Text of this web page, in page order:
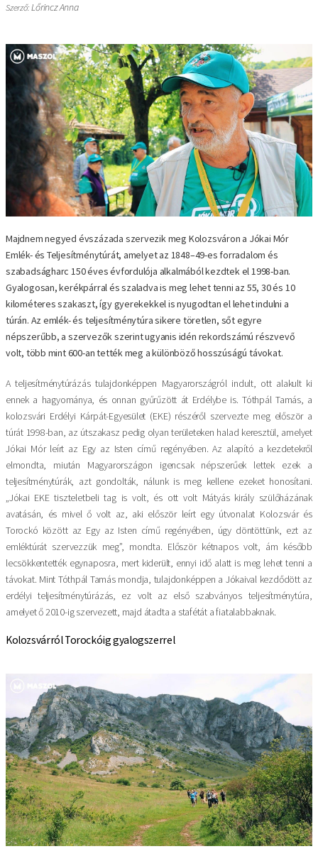
Szerző:Lőrincz Anna
Majdnem negyed évszázada szervezik meg Kolozsváron a Jókai Mór
Emlék- és Teljesítménytúrát, amelyet az 1848–49-es forradalom és
szabadságharc 150 éves évfordulója alkalmából kezdtek el 1998-ban.
Gyalogosan, kerékpárral és szaladva is meg lehet tenni az 55, 30 és 10
kilométeres szakaszt, így gyerekekkel is nyugodtan el lehet indulni a
túrán. Az emlék- és teljesítménytúra sikere töretlen, sőt egyre
népszerűbb, a szervezők szerint ugyanis idén rekordszámú részvevő
volt, több mint 600-an tették meg a különböző hosszúságú távokat.
A teljesítménytúrázás tulajdonképpen Magyarországról indult, ott alakult ki
ennek a hagyománya, és onnan gyűrűzött át Erdélybe is. Tóthpál Tamás, a
kolozsvári Erdélyi Kárpát-Egyesület (EKE) részéről szervezte meg először a
túrát 1998-ban, az útszakasz pedig olyan területeken halad keresztül, amelyet
Jókai Mór leírt az Egy az Isten című regényében. Az alapító a kezdetekről
elmondta, miután Magyarországon igencsak népszerűek lettek ezek a
teljesítménytúrák, azt gondolták, nálunk is meg kellene ezeket honosítani.
„Jókai EKE tiszteletbeli tag is volt, és ott volt Mátyás király szülőházának
avatásán, és mivel ő volt az, aki először leírt egy útvonalat Kolozsvár és
Torockó között az Egy az Isten című regényében, úgy döntöttünk, ezt az
emléktúrát szervezzük meg”, mondta. Először kétnapos volt, ám később
lecsökkentették egynaposra, mert kiderült, ennyi idő alatt is meg lehet tenni a
távokat. Mint Tóthpál Tamás mondja, tulajdonképpen a Jókaival kezdődött az
erdélyi teljesítménytúrázás, ez volt az első szabványos teljesítménytúra,
amelyet ő 2010-ig szervezett, majd átadta a stafétát a fiatalabbaknak.
Kolozsvárról Torockóig gyalogszerrel